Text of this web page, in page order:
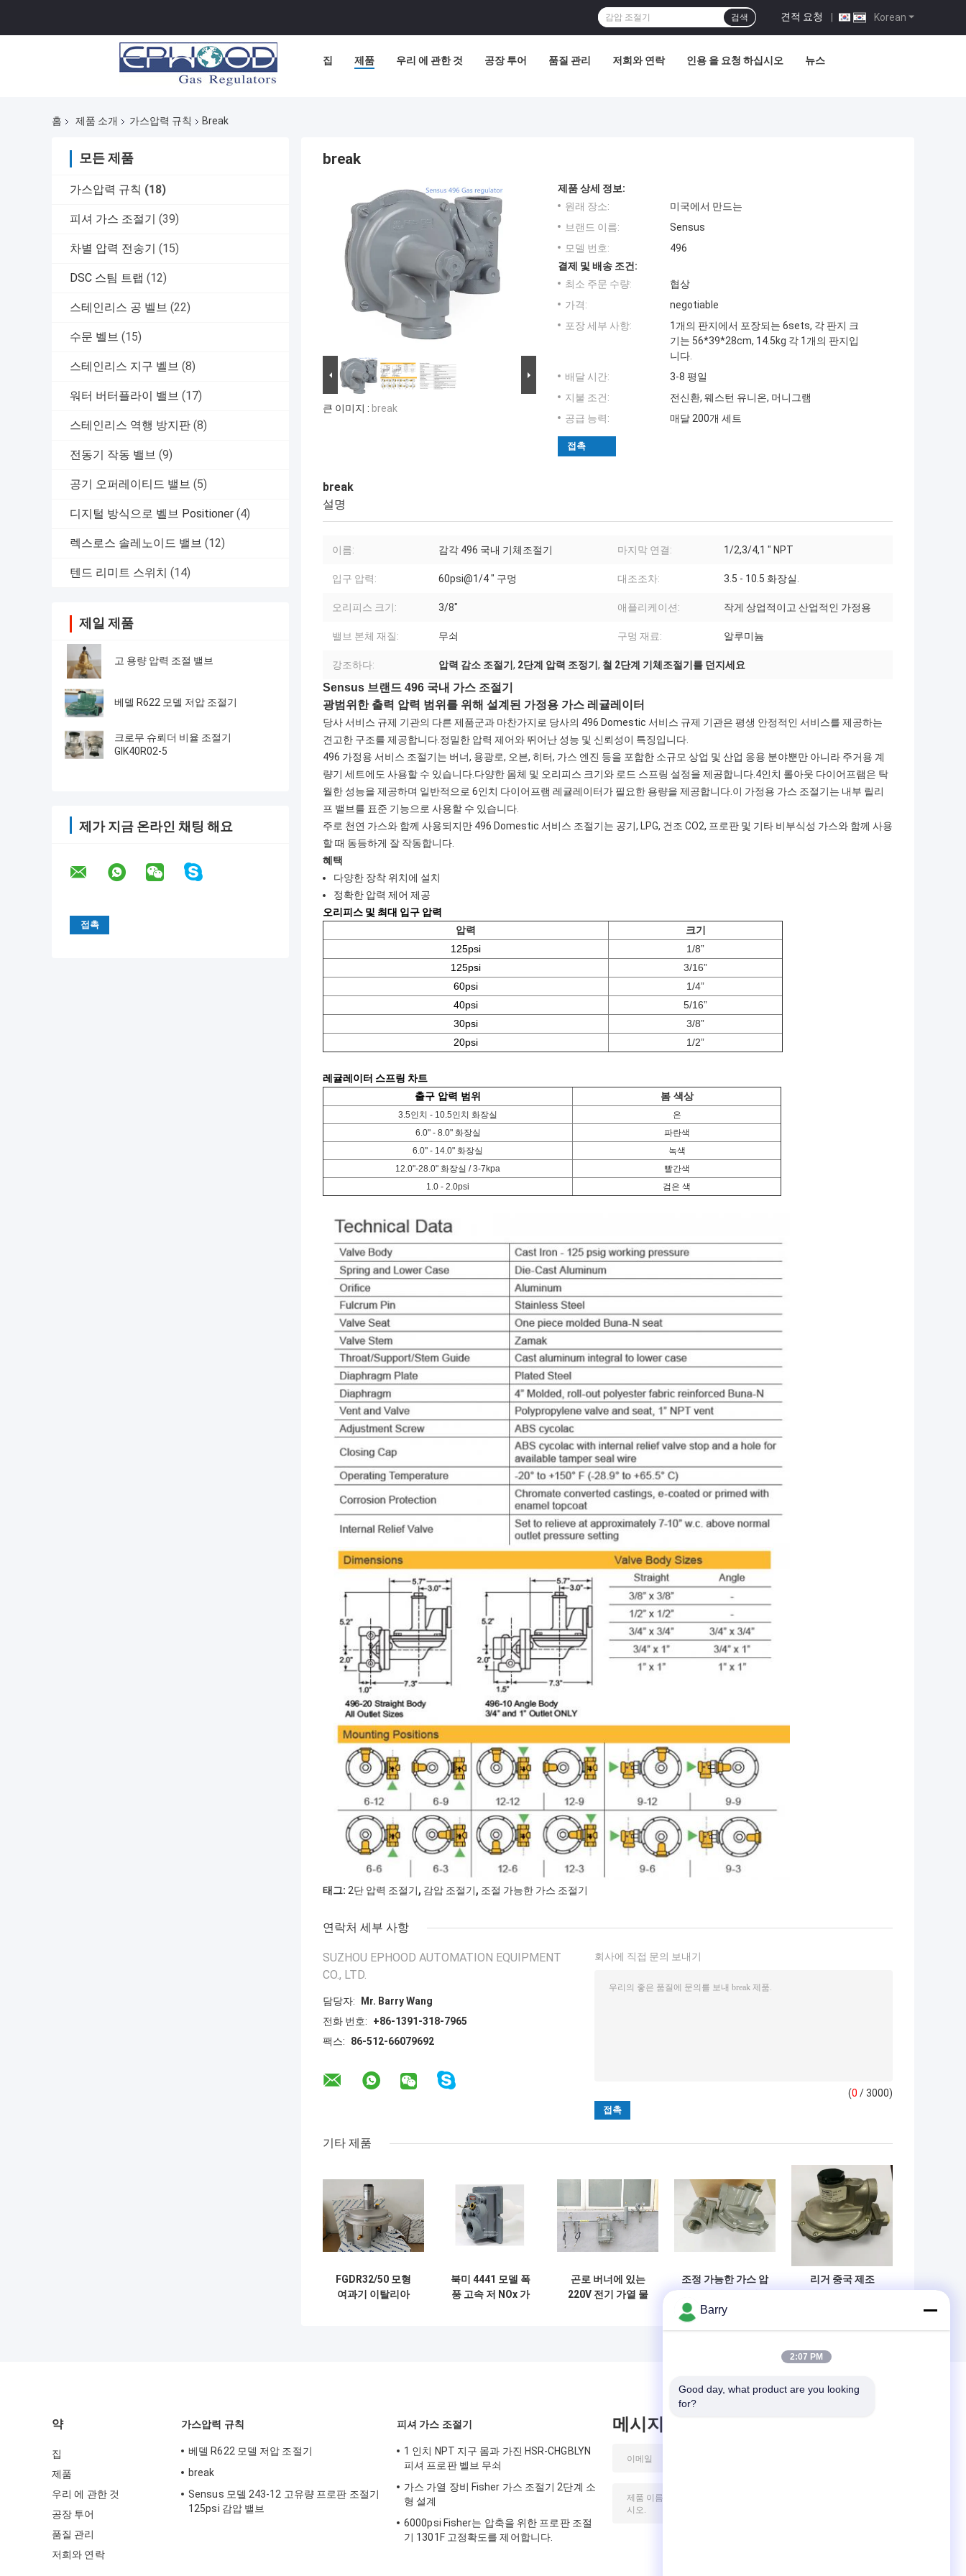
Korean
견적 요청 |
검색
집 제품 우리 에 관한 것 공장 투어 품질 관리 저희와 연락 인용 을 요청 하십시오 뉴스
홈 제품 소개 가스압력 규칙 Break
모든 제품
가스압력 규칙 (18)
피셔 가스 조절기 (39)
차별 압력 전송기 (15)
DSC 스팀 트랩 (12)
스테인리스 공 벨브 (22)
수문 벨브 (15)
스테인리스 지구 벨브 (8)
워터 버터플라이 밸브 (17)
스테인리스 역행 방지판 (8)
전동기 작동 밸브 (9)
공기 오퍼레이티드 밸브 (5)
디지털 방식으로 벨브 Positioner (4)
렉스로스 솔레노이드 밸브 (12)
텐드 리미트 스위치 (14)
제일 제품
고 용량 압력 조절 밸브
베델 R622 모델 저압 조절기
크로무 슈뢰더 비율 조절기
GIK40R02-5
제가 지금 온라인 채팅 해요
break
큰 이미지 : break
제품 상세 정보:
원래 장소:
미국에서 만드는
브랜드 이름:
Sensus
모델 번호:
496
결제 및 배송 조건:
최소 주문 수량:
협상
가격:
negotiable
포장 세부 사항:
1개의 판지에서 포장되는 6sets, 각 판지 크
기는 56*39*28cm, 14.5kg 각 1개의 판지입
니다.
배달 시간:
3-8 평일
지불 조건:
전신환, 웨스턴 유니온, 머니그램
공급 능력:
매달 200개 세트
접촉
break
설명
이름: 감각 496 국내 기체조절기 마지막 연결: 1/2,3/4,1 " NPT
입구 압력: 60psi@1/4 " 구멍 대조조차: 3.5 - 10.5 화장실.
오리피스 크기: 3/8" 애플리케이션: 작게 상업적이고 산업적인 가정용
밸브 본체 재질: 무쇠 구멍 재료: 알루미늄
강조하다: 압력 감소 조절기 , 2단계 압력 조정기 , 철 2단계 기체조절기를 던지세요
Sensus 브랜드 496 국내 가스 조절기
광범위한 출력 압력 범위를 위해 설계된 가정용 가스 레귤레이터
당사 서비스 규제 기관의 다른 제품군과 마찬가지로 당사의 496 Domestic 서비스 규제 기관은 평생 안정적인 서비스를 제공하는
견고한 구조를 제공합니다.정밀한 압력 제어와 뛰어난 성능 및 신뢰성이 특징입니다.
496 가정용 서비스 조절기는 버너, 용광로, 오븐, 히터, 가스 엔진 등을 포함한 소규모 상업 및 산업 응용 분야뿐만 아니라 주거용 계
량기 세트에도 사용할 수 있습니다.다양한 몸체 및 오리피스 크기와 로드 스프링 설정을 제공합니다.4인치 롤아웃 다이어프램은 탁
월한 성능을 제공하며 일반적으로 6인치 다이어프램 레귤레이터가 필요한 용량을 제공합니다.이 가정용 가스 조절기는 내부 릴리
프 밸브를 표준 기능으로 사용할 수 있습니다.
주로 천연 가스와 함께 사용되지만 496 Domestic 서비스 조절기는 공기, LPG, 건조 CO2, 프로판 및 기타 비부식성 가스와 함께 사용
할 때 동등하게 잘 작동합니다.
혜택
다양한 장착 위치에 설치
정확한 압력 제어 제공
오리피스 및 최대 입구 압력
압력
크기
125psi
1/8”
125psi
3/16”
60psi
1/4”
40psi
5/16”
30psi
3/8”
20psi
1/2”
레귤레이터 스프링 차트
출구 압력 범위
봄 색상
3.5인치 - 10.5인치 화장실
은
6.0" - 8.0" 화장실
파란색
6.0" - 14.0" 화장실
녹색
12.0"-28.0" 화장실 / 3-7kpa
빨간색
1.0 - 2.0psi
검은 색
태그: 2단 압력 조절기, 감압 조절기, 조절 가능한 가스 조절기
연락처 세부 사항
SUZHOU EPHOOD AUTOMATION EQUIPMENT
CO., LTD.
담당자:
Mr. Barry Wang
전화 번호:
+86-1391-318-7965
팩스:
86-512-66079692
회사에 직접 문의 보내기
(0 / 3000)
기타 제품
FGDR32/50 모형
여과기 이탈리아
북미 4441 모델 폭
풍 고속 저 NOx 가
곤로 버너에 있는
220V 전기 가열 물
조정 가능한 가스 압
LHSR 모델 압력 절
리거 중국 제조
약
집
제품
우리 에 관한 것
공장 투어
품질 관리
저희와 연락
가스압력 규칙
베델 R622 모델 저압 조절기
break
Sensus 모델 243-12 고유량 프로판 조절기
125psi 감압 밸브
피셔 가스 조절기
1 인치 NPT 지구 몸과 가진 HSR-CHGBLYN
피셔 프로판 벨브 무쇠
가스 가열 장비 Fisher 가스 조절기 2단계 소
형 설계
6000psi Fisher는 압축을 위한 프로판 조절
기 1301F 고정확도를 제어합니다.
메시지를 남겨주세요
Barry
2:07 PM
Good day, what product are you looking
for?